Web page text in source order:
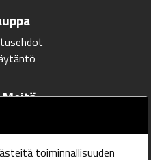
Meitä
toiminnallisuuden